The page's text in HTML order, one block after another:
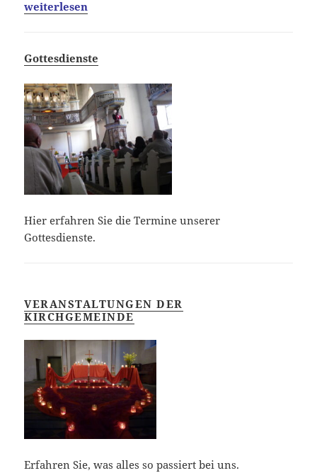
weiterlesen
Gottesdienste
Hier erfahren Sie die Termine unserer
Gottesdienste.
VERANSTALTUNGEN DER
KIRCHGEMEINDE
Erfahren Sie, was alles so passiert bei uns.